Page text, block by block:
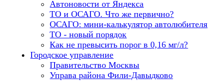
Автоновости от Яндекса
ТО и ОСАГО. Что же первично?
ОСАГО: мини-калькулятор автолюбителя
ТО - новый порядок
Как не превысить порог в 0,16 мг/л?
Городское управление
Правительство Москвы
Управа района Фили-Давыдково